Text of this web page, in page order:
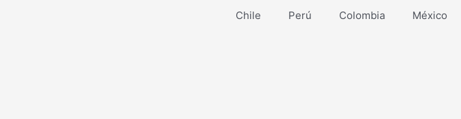
Chile Perú Colombia
México